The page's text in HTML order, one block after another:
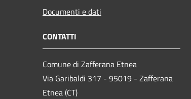
Documenti e dati
CONTATTI
Comune di Zafferana Etnea
Via Garibaldi 317 - 95019 - Zafferana
Etnea (CT)